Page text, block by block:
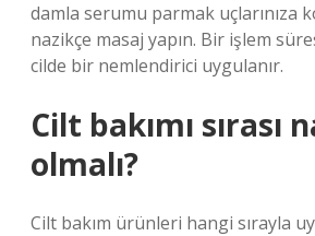
damla serumu parmak uçlarınıza
nazikçe masaj yapın. Bir işlem
cilde bir nemlendirici uygulanır.
Cilt bakımı sırası
olmalı?
Cilt bakım ürünleri hangi sırayla